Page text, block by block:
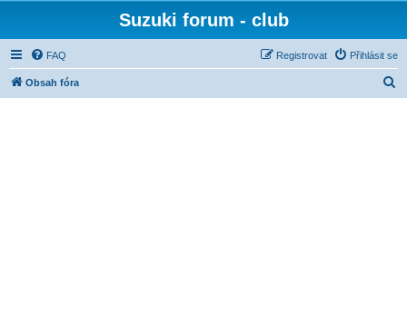
Suzuki forum - club
FAQ Přihlásit se
Registrovat
Obsah fóra